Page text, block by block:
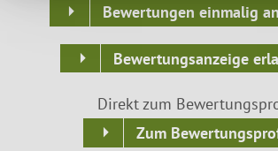
Bewertungen einmalig
Bewertungsanzeige
Direkt zum
Zum